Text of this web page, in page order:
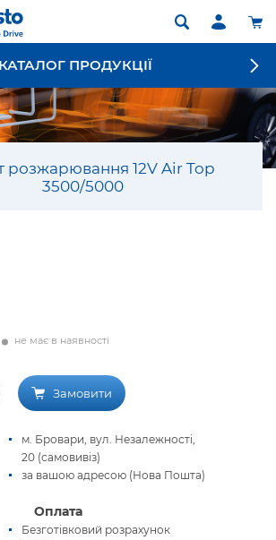
КАТАЛОГ ПРОДУКЦІЇ
розжарювання 12V Air Top
3500/5000
не має в наявності
Замовити
м. Бровари, вул. Незалежності,
20 (самовивіз)
за вашою адресою (Нова Пошта)
Оплата
Безготівковий розрахунок